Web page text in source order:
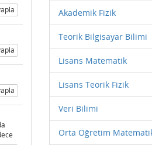
Akademik Fizik
Teorik Bilgisayar Bilimi
Lisans Matematik
Lisans Teorik Fizik
Veri Bilimi
Orta Öğretim